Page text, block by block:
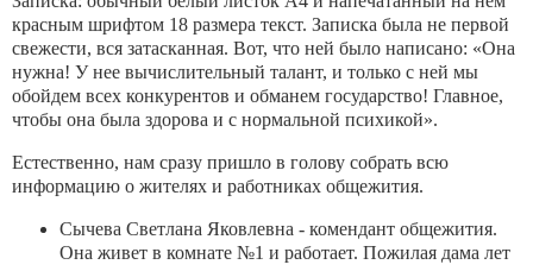
красным шрифтом 18 размера текст. Записка была не первой
свежести, вся затасканная. Вот, что ней было написано: «Она
нужна! У нее вычислительный талант, и только с ней мы
обойдем всех конкурентов и обманем государство! Главное,
чтобы она была здорова и с нормальной психикой».
Естественно, нам сразу пришло в голову собрать всю
информацию о жителях и работниках общежития.
Сычева Светлана Яковлевна - комендант общежития.
Она живет в комнате №1 и работает. Пожилая дама лет